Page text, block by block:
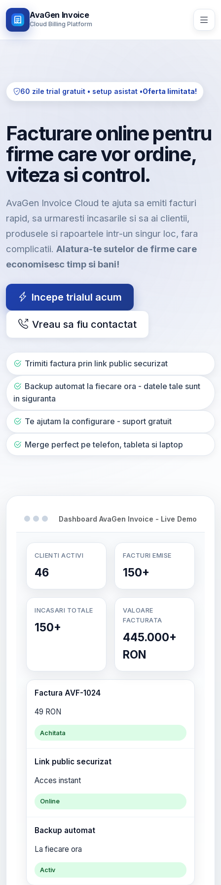
AvaGen Invoice
Cloud Billing Platform
60 zile trial gratuit • setup asistat •Oferta limitata!
Facturare online pentru
firme care vor ordine,
viteza si control.
AvaGen Invoice Cloud te ajuta sa emiti facturi
rapid, sa urmaresti incasarile si sa ai clientii,
produsele si rapoartele intr-un singur loc, fara
complicatii. Alatura-te sutelor de firme care
economisesc timp si bani!
Incepe trialul acum
Vreau sa fiu contactat
Trimiti factura prin link public securizat
Backup automat la fiecare ora - datele tale sunt
in siguranta
Te ajutam la configurare - suport gratuit
Merge perfect pe telefon, tableta si laptop
Dashboard AvaGen Invoice - Live Demo
CLIENTI ACTIVI
46
FACTURI EMISE
150+
INCASARI TOTALE
150+
VALOARE
FACTURATA
445.000+
RON
Factura AVF-1024
49 RON
Achitata
Link public securizat
Acces instant
Online
Backup automat
La fiecare ora
Activ